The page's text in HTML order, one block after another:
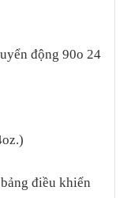
động 90o 24
điều khiển